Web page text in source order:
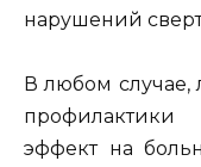
нарушений
В любом
профилактики
эффект на